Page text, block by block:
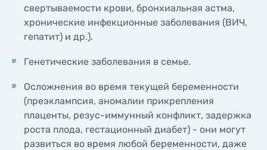
свертываемости крови, бронхиальная астма,
хронические инфекционные заболевания (ВИЧ,
гепатит) и др.).
Генетические заболевания в семье.
Осложнения во время текущей беременности
(преэклампсия, аномалии прикрепления
плаценты, резус-иммунный конфликт, задержка
роста плода, гестационный диабет) - они могут
развиться во время любой беременности, даже